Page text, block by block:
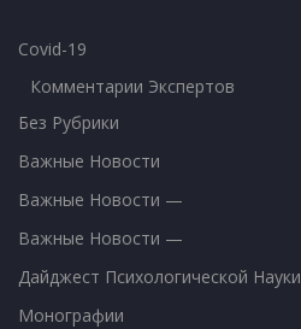
Covid-19
Комментарии Экспертов
Без Рубрики
Важные Новости
Важные Новости —
Важные Новости —
Дайджест Психологической Науки
Монографии